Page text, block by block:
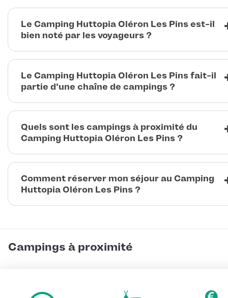
Le Camping Huttopia Oléron Les Pins est-il
bien noté par les voyageurs ?
Le Camping Huttopia Oléron Les Pins fait-il
partie d'une chaîne de campings ?
Quels sont les campings à proximité du
Camping Huttopia Oléron Les Pins ?
Comment réserver mon séjour au Camping
Huttopia Oléron Les Pins ?
Campings à proximité